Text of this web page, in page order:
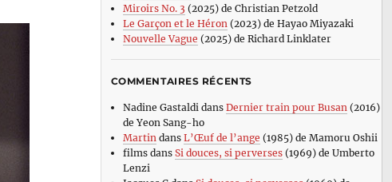
Miroirs No. 3 (2025) de Christian Petzold
Le Garçon et le Héron(2023) de Hayao Miyazaki
Nouvelle Vague (2025) de Richard Linklater
COMMENTAIRES RÉCENTS
Nadine Gastaldi dans Dernier train pour Busan (2016)
de Yeon Sang-ho
Martin dans L’Œuf de l’ange (1985) de Mamoru Oshii
filmsdans Si douces, si perverses(1969) de Umberto
Lenzi